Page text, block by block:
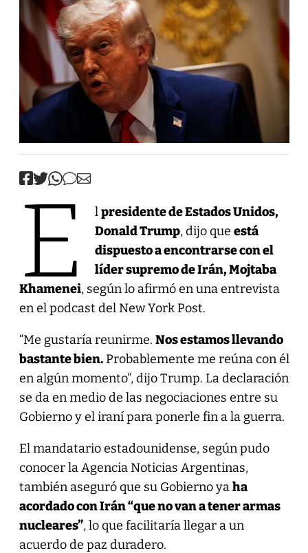
E lpresidente de Estados Unidos,
Donald Trump, dijo que está
dispuesto a encontrarse con el
líder supremo de Irán, Mojtaba
Khamenei, según lo afirmó en una entrevista
en el podcast del New York Post.
“Me gustaría reunirme. Nos estamos llevando
bastante bien.Probablemente me reúna con él
en algún momento”, dijo Trump. La declaración
se da en medio de las negociaciones entre su
Gobierno y el iraní para ponerle fin a la guerra.
El mandatario estadounidense, según pudo
conocer la Agencia Noticias Argentinas,
también aseguró que su Gobierno yaha
acordado con Irán “que no van a tener armas
nucleares”, lo que facilitaría llegar a un
acuerdo de paz duradero.